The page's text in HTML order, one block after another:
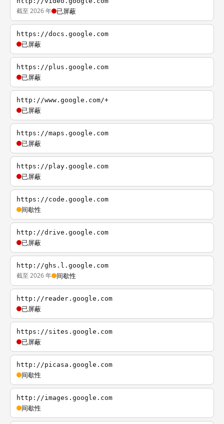
截至 2026 年 已屏蔽
https://docs.google.com
已屏蔽
https://plus.google.com
已屏蔽
http://www.google.com/+
已屏蔽
https://maps.google.com
已屏蔽
https://play.google.com
已屏蔽
https://code.google.com
间歇性
http://drive.google.com
已屏蔽
http://ghs.l.google.com
截至 2026 年 间歇性
http://reader.google.com
已屏蔽
https://sites.google.com
已屏蔽
http://picasa.google.com
间歇性
http://images.google.com
间歇性